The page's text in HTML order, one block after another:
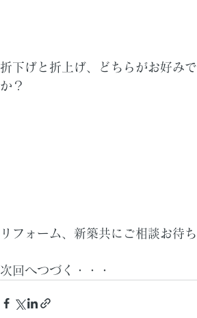
折下げと折上げ、どちらがお好み
か？
リフォーム、新築共にご相談お待
次回へつづく・・・　　　　　　